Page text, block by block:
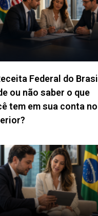
Federal do Brasil
ou não saber o que
tem em sua conta no